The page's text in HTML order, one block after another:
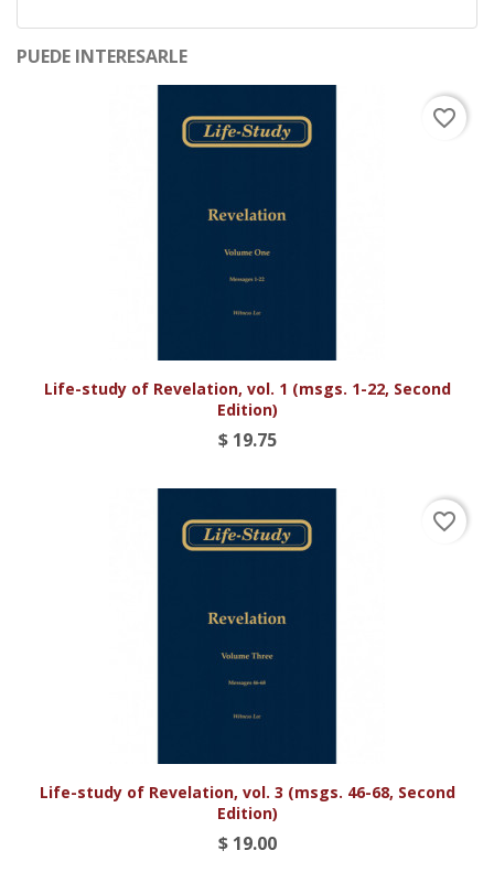
PUEDE INTERESARLE
Life-study of Revelation, vol. 1 (msgs. 1-22, Second
Edition)
$ 19.75
favorite_border
Life-study of Revelation, vol. 3 (msgs. 46-68, Second
Edition)
$ 19.00
favorite_border